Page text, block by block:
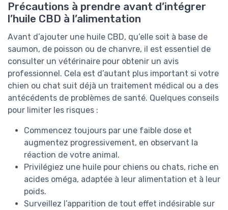
Précautions à prendre avant d’intégrer
l’huile CBD à l’alimentation
Avant d’ajouter une huile CBD, qu’elle soit à base de
saumon, de poisson ou de chanvre, il est essentiel de
consulter un vétérinaire pour obtenir un avis
professionnel. Cela est d’autant plus important si votre
chien ou chat suit déjà un traitement médical ou a des
antécédents de problèmes de santé. Quelques conseils
pour limiter les risques :
Commencez toujours par une faible dose et
augmentez progressivement, en observant la
réaction de votre animal.
Privilégiez une huile pour chiens ou chats, riche en
acides oméga, adaptée à leur alimentation et à leur
poids.
Surveillez l’apparition de tout effet indésirable sur